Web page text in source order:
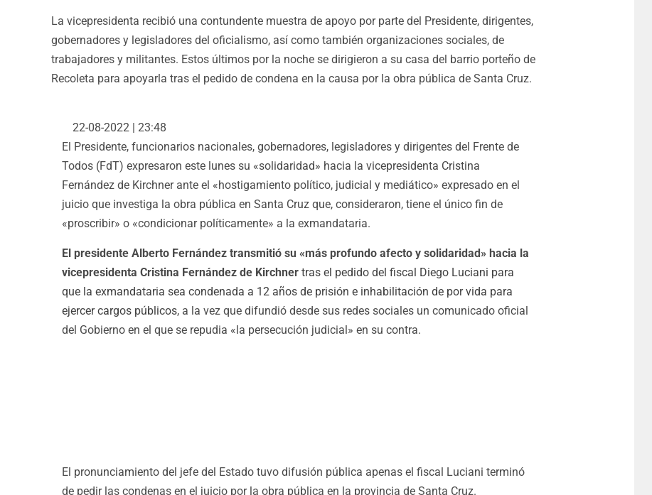
La vicepresidenta recibió una contundente muestra de apoyo por parte del Presidente, dirigentes,
gobernadores y legisladores del oficialismo, así como también organizaciones sociales, de
trabajadores y militantes. Estos últimos por la noche se dirigieron a su casa del barrio porteño de
Recoleta para apoyarla tras el pedido de condena en la causa por la obra pública de Santa Cruz.
22-08-2022 | 23:48
El Presidente, funcionarios nacionales, gobernadores, legisladores y dirigentes del Frente de
Todos (FdT) expresaron este lunes su «solidaridad» hacia la vicepresidenta Cristina
Fernández de Kirchner ante el «hostigamiento político, judicial y mediático» expresado en el
juicio que investiga la obra pública en Santa Cruz que, consideraron, tiene el único fin de
«proscribir» o «condicionar políticamente» a la exmandataria.
El presidente Alberto Fernández transmitió su «más profundo afecto y solidaridad» hacia la
vicepresidenta Cristina Fernández de Kirchner tras el pedido del fiscal Diego Luciani para
que la exmandataria sea condenada a 12 años de prisión e inhabilitación de por vida para
ejercer cargos públicos, a la vez que difundió desde sus redes sociales un comunicado oficial
del Gobierno en el que se repudia «la persecución judicial» en su contra.
El pronunciamiento del jefe del Estado tuvo difusión pública apenas el fiscal Luciani terminó
de pedir las condenas en el juicio por la obra pública en la provincia de Santa Cruz.